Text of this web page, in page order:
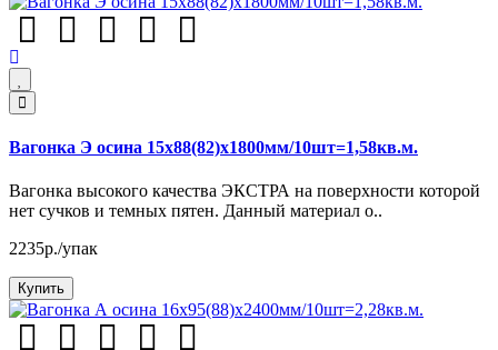
Вагонка Э осина 15х88(82)х1800мм/10шт=1,58кв.м.
Вагонка высокого качества ЭКСТРА на поверхности которой
нет сучков и темных пятен. Данный материал о..
2235р./упак
Купить